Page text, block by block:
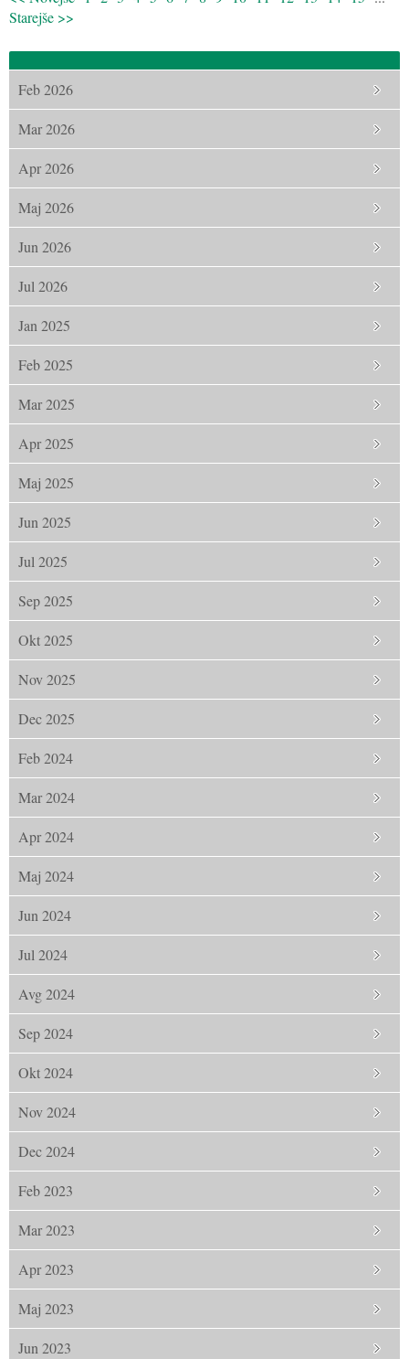
Starejše >>
Feb 2026
Mar 2026
Apr 2026
Maj 2026
Jun 2026
Jul 2026
Jan 2025
Feb 2025
Mar 2025
Apr 2025
Maj 2025
Jun 2025
Jul 2025
Sep 2025
Okt 2025
Nov 2025
Dec 2025
Feb 2024
Mar 2024
Apr 2024
Maj 2024
Jun 2024
Jul 2024
Avg 2024
Sep 2024
Okt 2024
Nov 2024
Dec 2024
Feb 2023
Mar 2023
Apr 2023
Maj 2023
Jun 2023